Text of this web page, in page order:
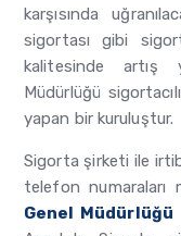
karşısında
sigortası gibi
kalitesinde artış
Müdürlüğü
yapan bir kuruluştur.
Sigorta şirketi ile
telefon numaraları
Genel Müdürlüğü